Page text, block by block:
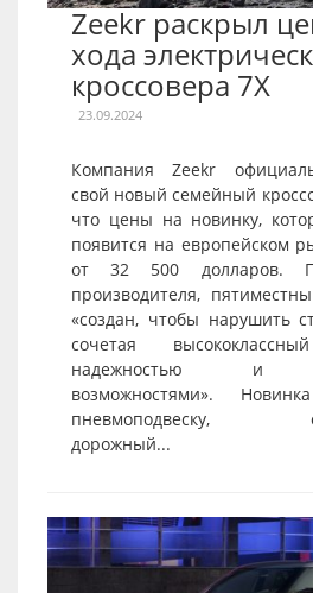
Zeekr раскрыл
хода
кроссовера 7X
23.09.2024
Компания Zeekr
свой новый семейный
что цены на новинку,
появится на европейском
от 32 500 долларов.
производителя,
«создан, чтобы нарушить
сочетая
надежностью и
возможностями».
пневмоподвеску,
дорожный...